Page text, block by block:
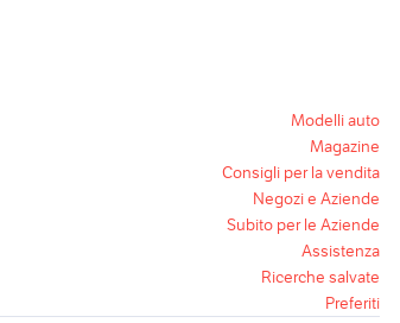
Modelli auto
Magazine
Consigli per la vendita
Negozi e Aziende
Subito per le Aziende
Assistenza
Ricerche salvate
Preferiti